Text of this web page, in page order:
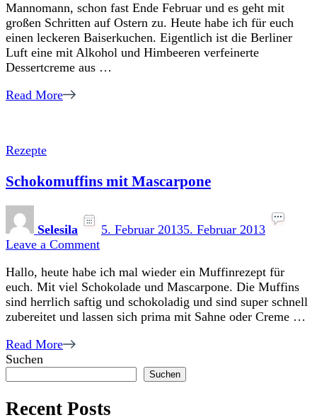
Luft
Mannomann, schon fast Ende Februar und es geht mit
großen Schritten auf Ostern zu. Heute habe ich für euch
einen leckeren Baiserkuchen. Eigentlich ist die Berliner
Luft eine mit Alkohol und Himbeeren verfeinerte
Dessertcreme aus …
Read More
Rezepte
Schokomuffins mit Mascarpone
Selesila 5. Februar 20135. Februar 2013
Leave a Commenton
mit
Mascarpone
Hallo, heute habe ich mal wieder ein Muffinrezept für
euch. Mit viel Schokolade und Mascarpone. Die Muffins
sind herrlich saftig und schokoladig und sind super schnell
zubereitet und lassen sich prima mit Sahne oder Creme …
Read More
Suchen
Suchen
Recent Posts